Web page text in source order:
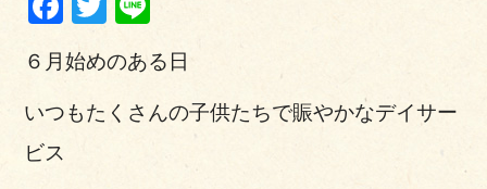
６月始めのある日
いつもたくさんの子供たちで賑やかなデイサー
ビス